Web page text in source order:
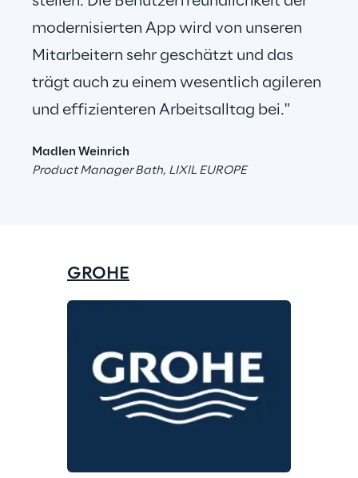
modernisierten App wird von unseren
Mitarbeitern sehr geschätzt und das
trägt auch zu einem wesentlich agileren
und effizienteren Arbeitsalltag bei."
Madlen Weinrich
Product Manager Bath, LIXIL EUROPE
GROHE